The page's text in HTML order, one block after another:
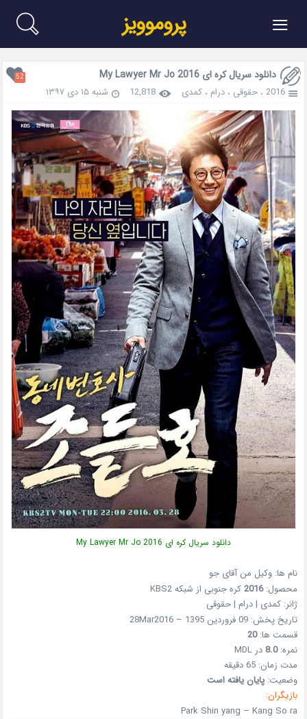
≡ پروموویز
دانلود سریال کره ای My Lawyer Mr Jo 2016 52
2016 ،حقوقی ،درام ،کمدی 12,818 شنبه ۱۵ دی ۱۳۹۷
دانلود سریال کره ای My Lawyer Mr Jo 2016
نام ها: وکیل من آقای جو
محصول:2016کره جنوبی از شبکه KBS2
ژانر: کمدی | درام | حقوقی
تاریخ پخش: 09 فروردین 1395 – 28Mar2016
قسمت ها:20
نمره:8.0 در MDL
مدت زمان: 65 دقیقه
وضعیت:پایان یافته است
بازیگران:
Park Shin yang – Kang So ra